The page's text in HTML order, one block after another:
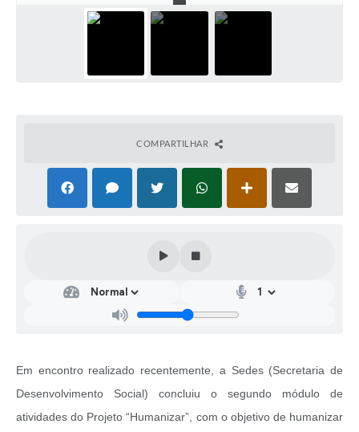
COMPARTILHAR
Em encontro realizado recentemente, a Sedes (Secretaria de
Desenvolvimento Social) concluiu o segundo módulo de
atividades do Projeto “Humanizar”, com o objetivo de humanizar